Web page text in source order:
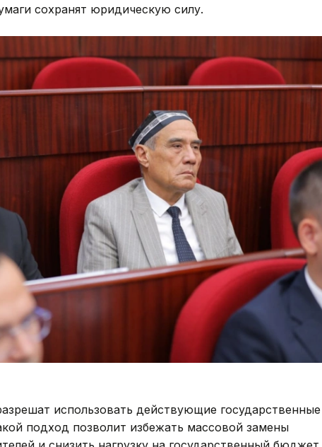
сохранят юридическую силу.
использовать действующие государственные
подход позволит избежать массовой замены